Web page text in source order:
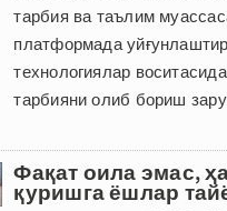
тарбия ва таълим
платформада
технологиялар
тарбия­ни олиб бориш
Фақат оила эмас,
қуришга ёшлар